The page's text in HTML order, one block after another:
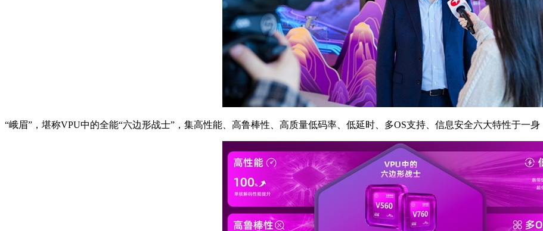
“峨眉”，堪称VPU中的全能“六边形战士”，集高性能、高鲁棒性、高质量低码率、低延时、多OS支持、信息安全六大特性于一